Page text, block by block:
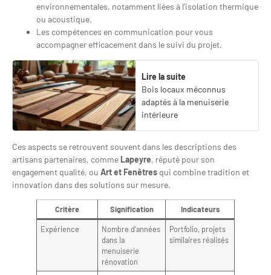
environnementales, notamment liées à l’isolation thermique
ou acoustique.
Les compétences en communication pour vous
accompagner efficacement dans le suivi du projet.
Lire la suite
Bois locaux méconnus
adaptés à la menuiserie
intérieure
Ces aspects se retrouvent souvent dans les descriptions des
artisans partenaires, comme Lapeyre, réputé pour son
engagement qualité, ou Art et Fenêtres qui combine tradition et
innovation dans des solutions sur mesure.
Critère Signification Indicateurs
Expérience
Nombre d’années
dans la
menuiserie
rénovation
Portfolio, projets
similaires réalisés